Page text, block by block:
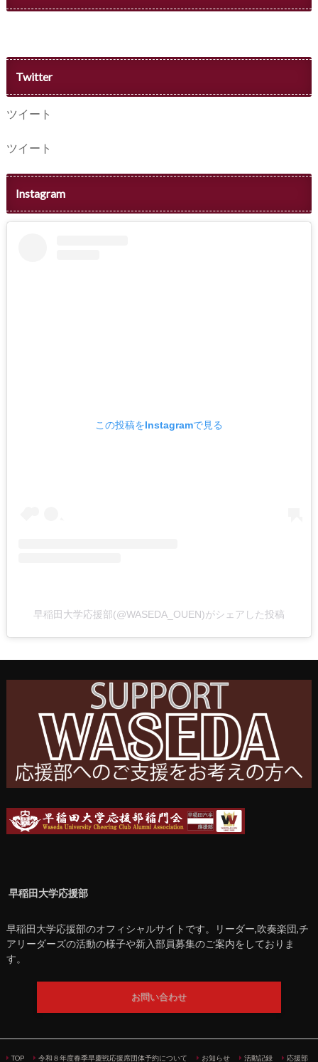
Twitter
ツイート
ツイート
Instagram
この投稿をInstagramで見る
早稲田大学応援部(@WASEDA_OUEN)がシェアした投稿
早稲田大学応援部
早稲田大学応援部のオフィシャルサイトです。リーダー,吹奏楽団,チ
アリーダーズの活動の様子や新入部員募集のご案内をしておりま
す。
お問い合わせ
TOP 令和８年度春季早慶戦応援席団体予約について お知らせ 活動記録 応援部